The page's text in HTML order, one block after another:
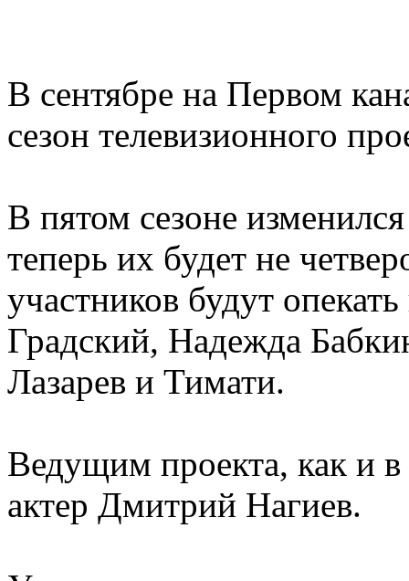
В сентябре на Первом
сезон телевизионного
В пятом сезоне
теперь их будет не
участников будут
Градский, Надежда
Лазарев и Тимати.
Ведущим проекта, как и
актер Дмитрий Нагиев.